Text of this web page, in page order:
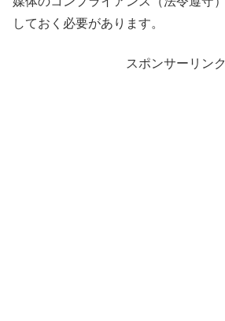
しておく必要があります。
スポンサーリンク